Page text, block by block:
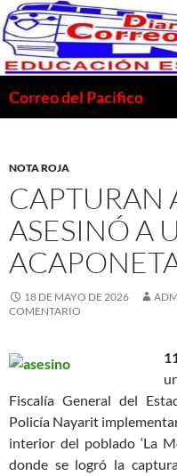
Saltar
al
contenido
Correo del Pacifico
NOTA ROJA
CAPTURAN
ASESINÓ A
18 DE MAYO DE 2026
COMENTARIO
Fiscalía General del
Policía Nayarit
interior del poblado ‘La
donde se logró la